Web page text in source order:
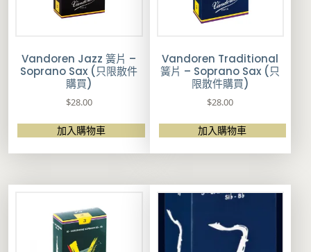
Vandoren Jazz 簧片 –
Soprano Sax (只限散件
購買)
$28.00
加入購物車
Vandoren Traditional
簧片 – Soprano Sax (只
限散件購買)
$28.00
加入購物車